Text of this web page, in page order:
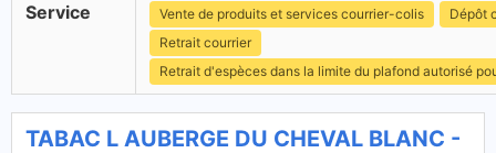
Service Vente de produits et services courrier-colis
Dépôt
Retrait courrier
Retrait d'espèces dans la limite du plafond autorisé
TABAC L AUBERGE DU CHEVAL BLANC -